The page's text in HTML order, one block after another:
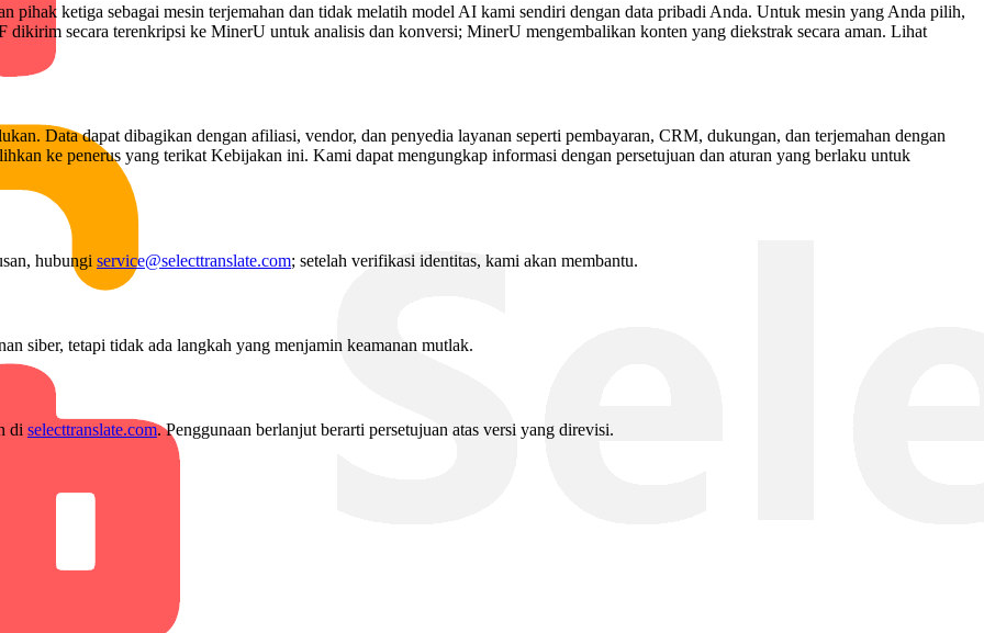
pihak ketiga sebagai mesin terjemahan dan tidak melatih model AI kami sendiri dengan data pribadi Anda. Untuk mesin yang Anda pilih,
secara terenkripsi ke MinerU untuk analisis dan konversi; MinerU mengembalikan konten yang diekstrak secara aman. Lihat
Data dapat dibagikan dengan afiliasi, vendor, dan penyedia layanan seperti pembayaran, CRM, dukungan, dan terjemahan dengan
ke penerus yang terikat Kebijakan ini. Kami dapat mengungkap informasi dengan persetujuan dan aturan yang berlaku untuk
hubungi service@selecttranslate.com; setelah verifikasi identitas, kami akan membantu.
siber, tetapi tidak ada langkah yang menjamin keamanan mutlak.
di selecttranslate.com. Penggunaan berlanjut berarti persetujuan atas versi yang direvisi.